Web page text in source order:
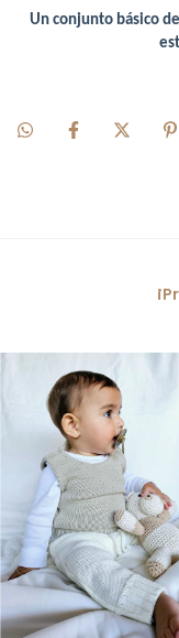
Un conjunto básico